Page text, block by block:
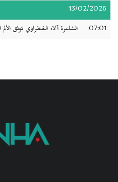
13/02/2026
07:01 الشاعرة آلاء القطراوي توثق